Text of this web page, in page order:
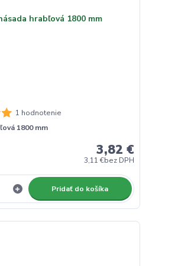
1 hodnotenie
1800 mm
3,82 €
3,11 €bez DPH
Pridať do košíka